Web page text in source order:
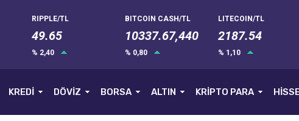
RIPPLE/TL
49.65
% 2,40
BITCOIN CASH/TL
10337.67,440
% 0,80
LITECOIN/TL
2187.54
% 1,10
KREDİ DÖVİZ BORSA ALTIN KRİPTO PARA